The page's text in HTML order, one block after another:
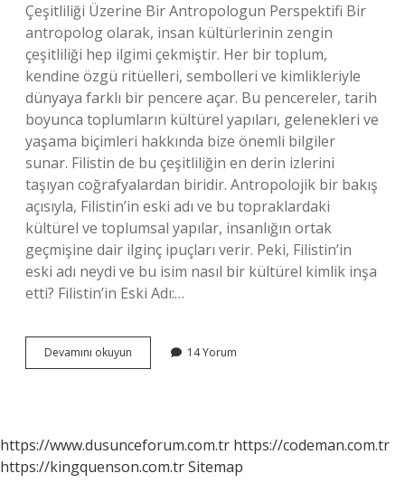
Çeşitliliği Üzerine Bir Antropologun Perspektifi Bir
antropolog olarak, insan kültürlerinin zengin
çeşitliliği hep ilgimi çekmiştir. Her bir toplum,
kendine özgü ritüelleri, sembolleri ve kimlikleriyle
dünyaya farklı bir pencere açar. Bu pencereler, tarih
boyunca toplumların kültürel yapıları, gelenekleri ve
yaşama biçimleri hakkında bize önemli bilgiler
sunar. Filistin de bu çeşitliliğin en derin izlerini
taşıyan coğrafyalardan biridir. Antropolojik bir bakış
açısıyla, Filistin’in eski adı ve bu topraklardaki
kültürel ve toplumsal yapılar, insanlığın ortak
geçmişine dair ilginç ipuçları verir. Peki, Filistin’in
eski adı neydi ve bu isim nasıl bir kültürel kimlik inşa
etti? Filistin’in Eski Adı:…
Devamını okuyun
eski
14 Yorum
https://www.dusunceforum.com.tr https://codeman.com.tr
https://kingquenson.com.trSitemap